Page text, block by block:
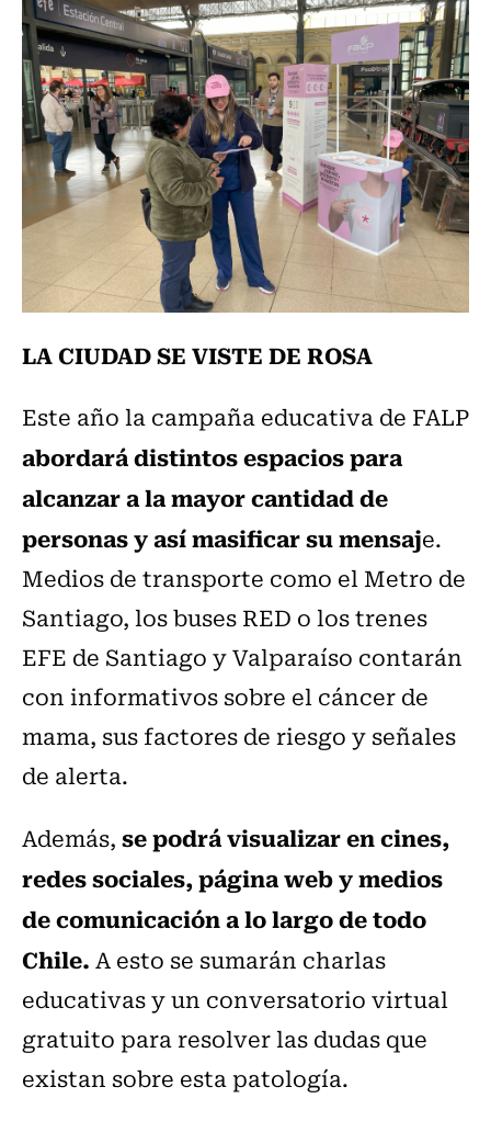
LA CIUDAD SE VISTE DE ROSA
Este año la campaña educativa de FALP
abordará distintos espacios para
alcanzar a la mayor cantidad de
personas y así masificar su mensaje.
Medios de transporte como el Metro de
Santiago, los buses RED o los trenes
EFE de Santiago y Valparaíso contarán
con informativos sobre el cáncer de
mama, sus factores de riesgo y señales
de alerta.
Además,se podrá visualizar en cines,
redes sociales, página web y medios
de comunicación a lo largo de todo
Chile.A esto se sumarán charlas
educativas y un conversatorio virtual
gratuito para resolver las dudas que
existan sobre esta patología.